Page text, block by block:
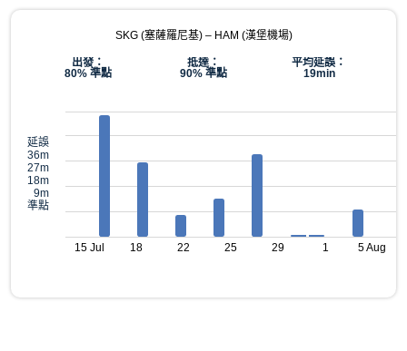
SKG (塞薩羅尼基) – HAM (漢堡機場)
出發：
80% 準點
抵達：
90% 準點
平均延誤：
19min
延誤
36m
27m
18m
9m
準點
15 Jul 18 22 25 29 1 5 Aug